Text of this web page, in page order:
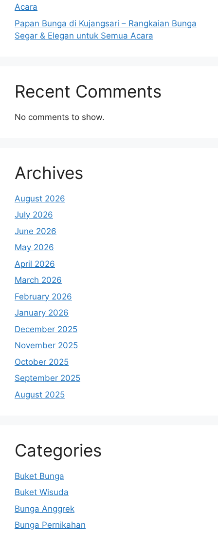
Acara
Papan Bunga di Kujangsari – Rangkaian Bunga
Segar & Elegan untuk Semua Acara
Recent Comments
No comments to show.
Archives
August 2026
July 2026
June 2026
May 2026
April 2026
March 2026
February 2026
January 2026
December 2025
November 2025
October 2025
September 2025
August 2025
Categories
Buket Bunga
Buket Wisuda
Bunga Anggrek
Bunga Pernikahan